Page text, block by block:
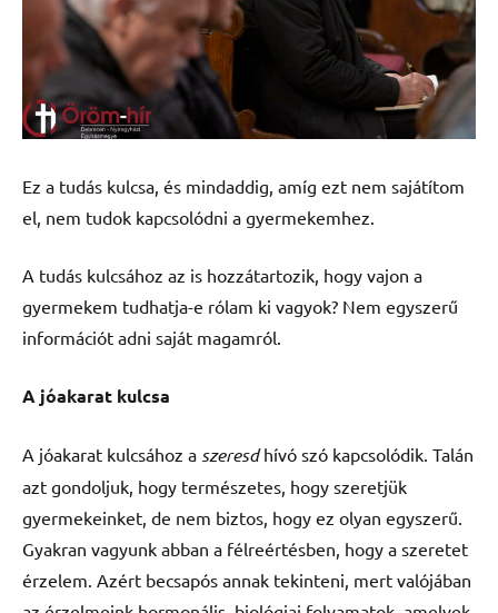
Ez a tudás kulcsa, és mindaddig, amíg ezt nem sajátítom
el, nem tudok kapcsolódni a gyermekemhez.
A tudás kulcsához az is hozzátartozik, hogy vajon a
gyermekem tudhatja-e rólam ki vagyok? Nem egyszerű
információt adni saját magamról.
A jóakarat kulcsa
A jóakarat kulcsához a szeresdhívó szó kapcsolódik. Talán
azt gondoljuk, hogy természetes, hogy szeretjük
gyermekeinket, de nem biztos, hogy ez olyan egyszerű.
Gyakran vagyunk abban a félreértésben, hogy a szeretet
érzelem. Azért becsapós annak tekinteni, mert valójában